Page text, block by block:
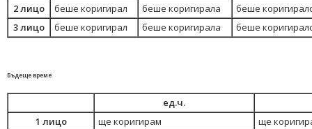
2 лицо
беше коригирал беше коригирала
беше
3 лицо
беше коригирал беше коригирала беше
Бъдеще време
ед.ч.
1 лицо
ще коригирам
ще